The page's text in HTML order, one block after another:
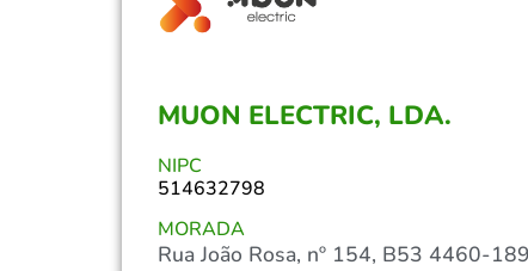
MUON ELECTRIC, LDA.
NIPC
514632798
MORADA
Rua João Rosa, nº 154, B53 4460-